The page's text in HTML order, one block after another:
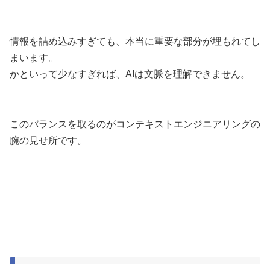
情報を詰め込みすぎても、本当に重要な部分が埋もれてし
まいます。
かといって少なすぎれば、AIは文脈を理解できません。
このバランスを取るのがコンテキストエンジニアリングの
腕の見せ所です。